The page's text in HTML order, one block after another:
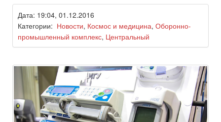
Дата: 19:04, 01.12.2016
Категории: Новости, Космос и медицина, Оборонно-
промышленный комплекс, Центральный